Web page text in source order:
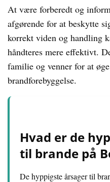
At være forberedt og
afgørende for at beskytte
korrekt viden og handling
håndteres mere effektivt.
familie og venner for at
brandforebyggelse.
Hvad er de
til brande på
De hyppigste årsager til